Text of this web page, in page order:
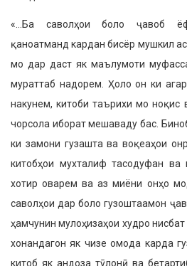
«…Ба саволҳои боло ҷавоб
қаноатманд кардан бисёр мушкил
мо дар даст як маълумоти
мураттаб надорем. Ҳоло он ки
накунем, китоби таърихи мо ноқис
чорсола иборат мешаваду бас.
ки замони гузашта ва воқеаҳои
китобҳои мухталиф тасодуфан
хотир оварем ва аз миёни онҳо
саволҳои дар боло гузоштаамон
ҳамчунин мулоҳизаҳои худро
хонандагон як чизе омода карда
китоб як андоза тӯлонӣ ва